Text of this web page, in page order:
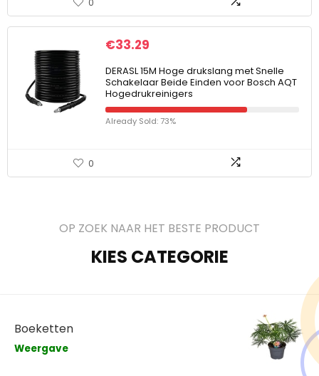
0
€33.29
DERASL 15M Hoge drukslang met Snelle
Schakelaar Beide Einden voor Bosch AQT
Hogedrukreinigers
Already Sold: 73%
0
OP ZOEK NAAR HET BESTE PRODUCT
KIES CATEGORIE
Boeketten
Weergave